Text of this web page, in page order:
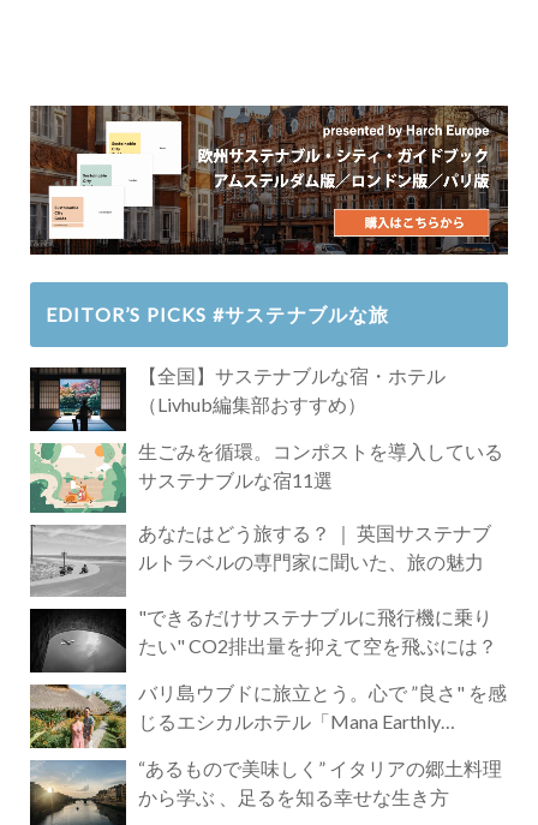
EDITOR’S PICKS #サステナブルな旅
【全国】サステナブルな宿・ホテル
（Livhub編集部おすすめ）
生ごみを循環。コンポストを導入している
サステナブルな宿11選
あなたはどう旅する？ ｜ 英国サステナブ
ルトラベルの専門家に聞いた、旅の魅力
"できるだけサステナブルに飛行機に乗り
たい" CO2排出量を抑えて空を飛ぶには？
バリ島ウブドに旅立とう。心で ”良さ" を感
じるエシカルホテル「Mana Earthly
“あるもので美味しく” イタリアの郷土料理
から学ぶ 、足るを知る幸せな生き方